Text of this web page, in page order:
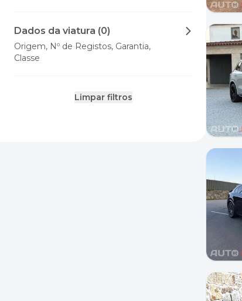
Dados da viatura (0)
Origem, Nº de Registos, Garantia,
Classe
Limpar filtros